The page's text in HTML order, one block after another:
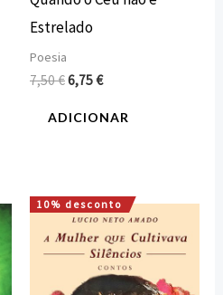
Estrelado
Poesia
7,50€6,75€
ADICIONAR
10% desconto
O
preço
original
era:
11,00 €.
O
preço
atual
é:
9,90 €.